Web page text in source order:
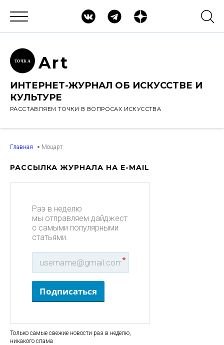
ТОЧК А Art
ИНТЕРНЕТ-ЖУРНАЛ ОБ ИСКУССТВЕ И
КУЛЬТУРЕ
РАССТАВЛЯЕМ ТОЧКИ В ВОПРОСАХ ИСКУССТВА
Главная Моцарт
РАССЫЛКА ЖУРНАЛА НА E-MAIL
Раз в неделю
мы отправляем дайджест
с самыми популярными
статьями.
*
Подписаться
Только самые свежие новости раз в неделю,
никакого спама